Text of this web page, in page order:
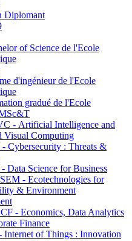
Diplomant
of Science de l'Ecole
d'ingénieur de l'Ecole
gradué de l'Ecole
- Artificial Intelligence and
Visual Computing
Cybersecurity : Threats &
Data Science for Business
- Ecotechnologies for
& Environment
- Economics, Data Analytics
Finance
of Things : Innovation